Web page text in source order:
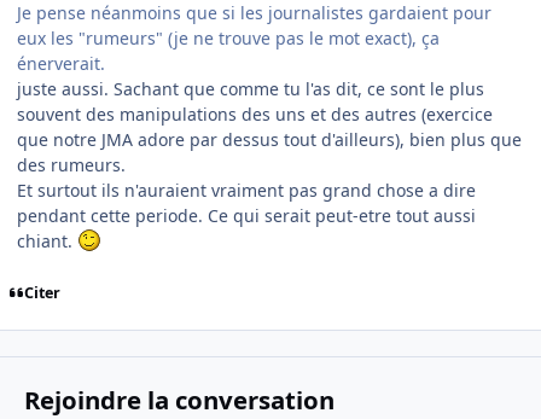
Je pense néanmoins que si les journalistes gardaient pour
eux les "rumeurs" (je ne trouve pas le mot exact), ça
énerverait.
juste aussi. Sachant que comme tu l'as dit, ce sont le plus
souvent des manipulations des uns et des autres (exercice
que notre JMA adore par dessus tout d'ailleurs), bien plus que
des rumeurs.
Et surtout ils n'auraient vraiment pas grand chose a dire
pendant cette periode. Ce qui serait peut-etre tout aussi
chiant.
Citer
Rejoindre la conversation